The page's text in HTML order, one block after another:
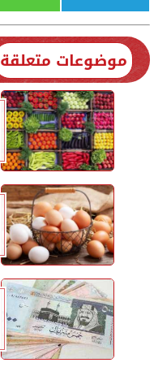
موضوعات متعلقة